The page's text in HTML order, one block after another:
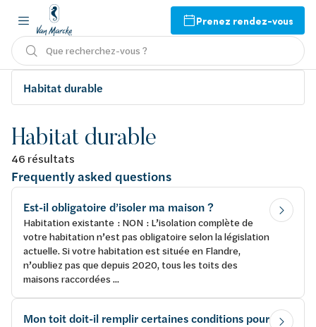
Prenez rendez-vous
Que recherchez-vous ?
Habitat durable
Habitat durable
46 résultats
Frequently asked questions
Est-il obligatoire d’isoler ma maison ?
Habitation existante : NON : L’isolation complète de
votre habitation n’est pas obligatoire selon la législation
actuelle. Si votre habitation est située en Flandre,
n’oubliez pas que depuis 2020, tous les toits des
maisons raccordées ...
Mon toit doit-il remplir certaines conditions pour